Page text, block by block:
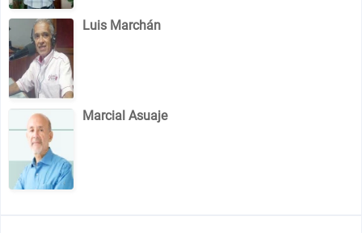
Luis Marchán
Marcial Asuaje